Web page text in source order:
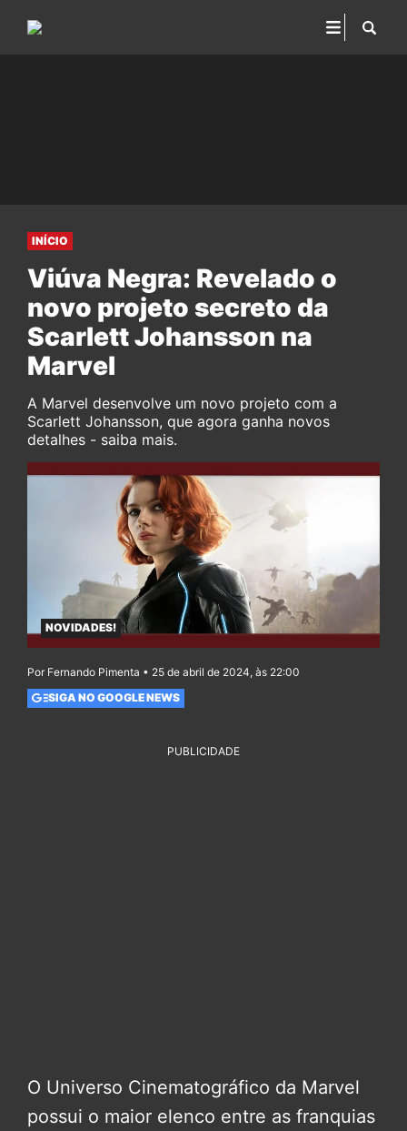
INÍCIO
Viúva Negra: Revelado o
novo projeto secreto da
Scarlett Johansson na
Marvel
A Marvel desenvolve um novo projeto com a
Scarlett Johansson, que agora ganha novos
detalhes - saiba mais.
NOVIDADES!
Por Fernando Pimenta • 25 de abril de 2024, às 22:00
SIGA NO GOOGLE NEWS
PUBLICIDADE
O Universo Cinematográfico da Marvel
possui o maior elenco entre as franquias